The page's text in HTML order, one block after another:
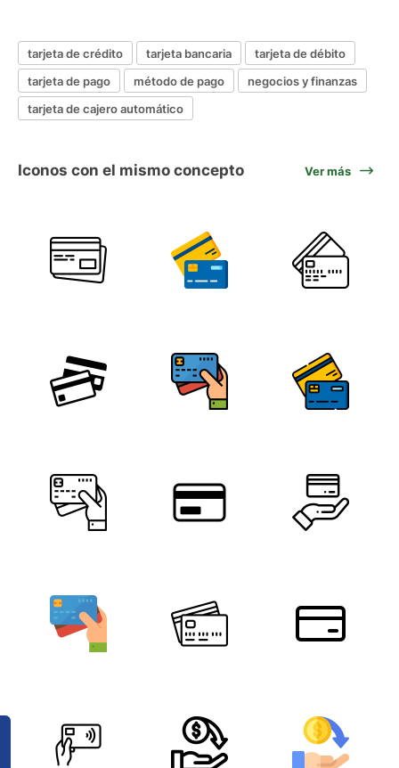
tarjeta de crédito tarjeta bancaria
tarjeta de débito
tarjeta de pago
método de pago
negocios y finanzas
tarjeta de cajero automático
Iconos con el mismo concepto Ver más